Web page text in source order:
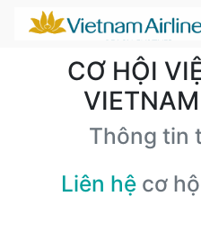
CƠ HỘI
Thông tin
Liên hệ cơ